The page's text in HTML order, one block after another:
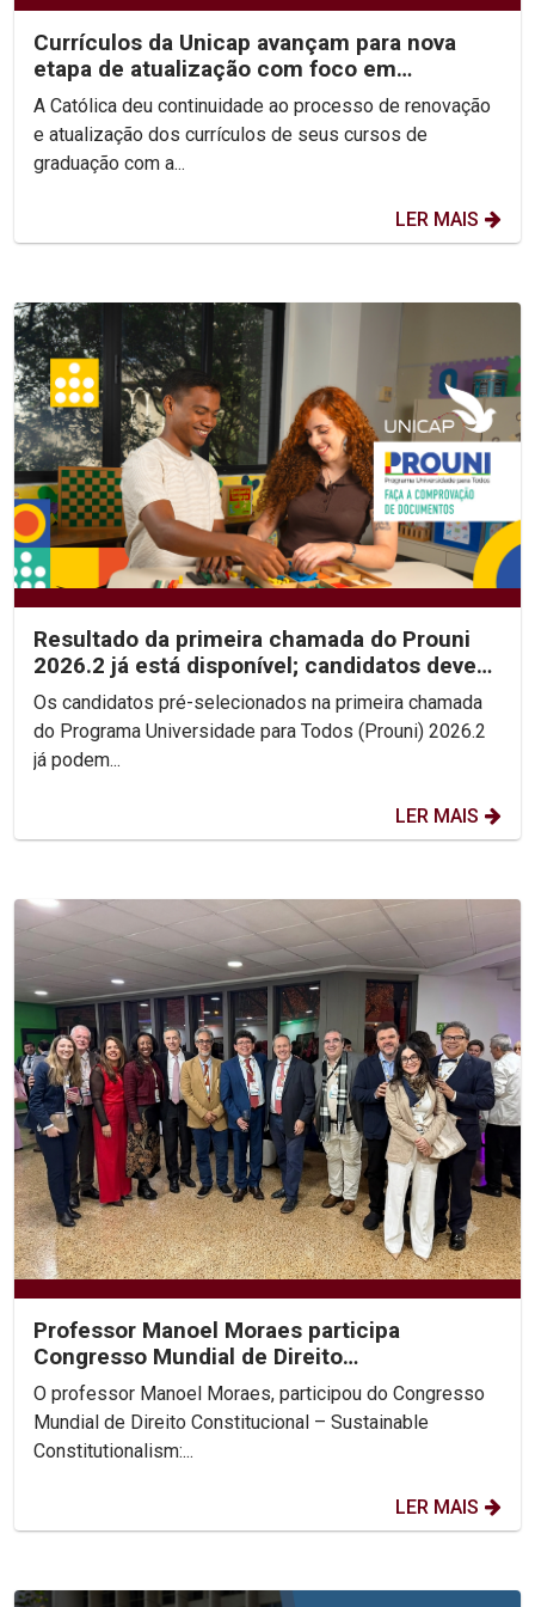
Currículos da Unicap avançam para nova
etapa de atualização com foco em
competências e habilidades
A Católica deu continuidade ao processo de renovação
e atualização dos currículos de seus cursos de
graduação com a...
LER MAIS
Resultado da primeira chamada do Prouni
2026.2 já está disponível; candidatos devem
enviar...
Os candidatos pré-selecionados na primeira chamada
do Programa Universidade para Todos (Prouni) 2026.2
já podem...
LER MAIS
Professor Manoel Moraes participa
Congresso Mundial de Direito
Constitucional, na Colômbia.
O professor Manoel Moraes, participou do Congresso
Mundial de Direito Constitucional – Sustainable
Constitutionalism:...
LER MAIS